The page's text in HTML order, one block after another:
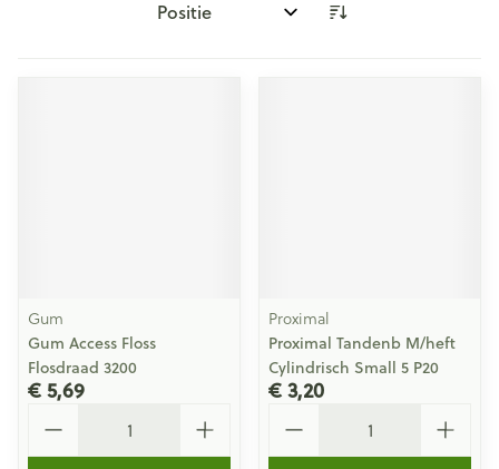
Sorteer op:
Gum
Gum Access Floss
Flosdraad 3200
€ 5,69
Proximal
Proximal Tandenb M/heft
Cylindrisch Small 5 P20
€ 3,20